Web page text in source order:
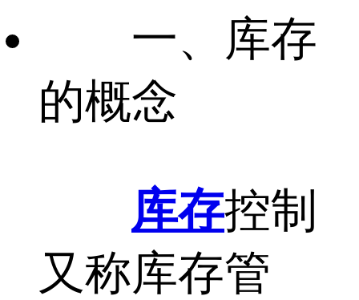
一、库存
的概念
库存控制
又称库存管